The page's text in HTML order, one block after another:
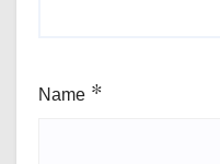
Name *